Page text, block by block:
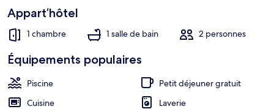
Appartement Deluxe | Coin séjour
appartements.
Appart’hôtel
1 chambre 1 salle de bain 2 personnes
Équipements populaires
Piscine
Petit déjeuner gratuit
Cuisine
Laverie